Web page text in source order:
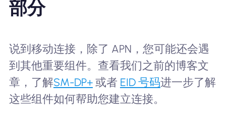
部分
说到移动连接，除了 APN，您可能还会遇
到其他重要组件。查看我们之前的博客文
章，了解SM-DP+或者 EID 号码进一步了解
这些组件如何帮助您建立连接。